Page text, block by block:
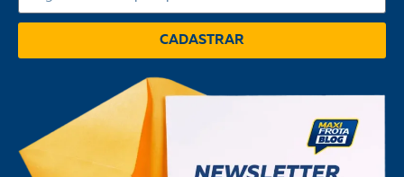
CADASTRAR